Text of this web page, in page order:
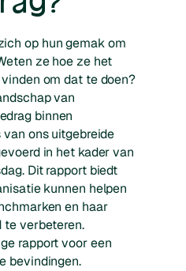
op hun gemak om
ze hoe ze het
om dat te doen?
van
binnen
ons uitgebreide
in het kader van
Dit rapport biedt
kunnen helpen
en haar
te verbeteren.
rapport voor een
bevindingen.